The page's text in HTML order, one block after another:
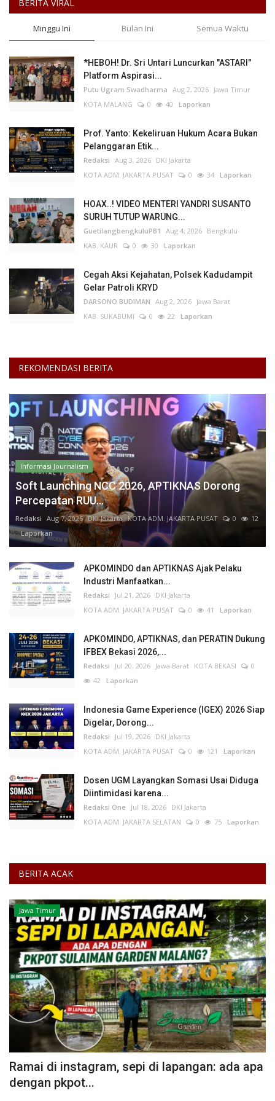
BERITA VIRAL
Minggu Ini Bulan Ini Semua Waktu
*HEBOH! Dr. Sri Untari Luncurkan "ASTARI"
Platform Aspirasi...
Putu Ugram Swadharma Aug 2, 2026 Jawa Timur
KOTA MALANG
0 40 Laporkan
Prof. Yanto: Kekeliruan Hukum Acara Bukan
Pelanggaran Etik...
Redaksi Aug 3, 2026 DKI Jakarta
KOTA ADM. JAKARTA PUSAT
0 34 Laporkan
HOAX..! VIDEO MENTERI YANDRI SUSANTO
SURUH TUTUP WARUNG...
GuetilangbengkuluPB1 Aug 4, 2026 Bengkulu
KAB. KAUR
0 30 Laporkan
Cegah Aksi Kejahatan, Polsek Kadudampit
Gelar Patroli KRYD
DARSONO BUDIMAN Aug 2, 2026 Jawa Barat
KAB. SUKABUMI
0 22 Laporkan
REKOMENDASI BERITA
Informasi Journalism
Soft Launching NCC 2026, APTIKNAS Dorong
Percepatan RUU...
Redaksi Aug 7, 2026 DKI Jakarta KOTA ADM. JAKARTA PUSAT 0
12
Laporkan
APKOMINDO dan APTIKNAS Ajak Pelaku
Industri Manfaatkan...
Redaksi Jul 21, 2026 DKI Jakarta
KOTA ADM. JAKARTA PUSAT
0 41 Laporkan
APKOMINDO, APTIKNAS, dan PERATIN Dukung
IFBEX Bekasi 2026,...
Redaksi Jul 20, 2026 Jawa Barat KOTA BEKASI
0
42 Laporkan
Indonesia Game Experience (IGEX) 2026 Siap
Digelar, Dorong...
Redaksi Jul 19, 2026 DKI Jakarta
KOTA ADM. JAKARTA PUSAT
0 121 Laporkan
Dosen UGM Layangkan Somasi Usai Diduga
Diintimidasi karena...
Redaksi One Jul 18, 2026 DKI Jakarta
KOTA ADM. JAKARTA SELATAN
0 75 Laporkan
BERITA ACAK
Jawa Timur
Ramai di instagram, sepi di lapangan: ada apa
dengan pkpot...